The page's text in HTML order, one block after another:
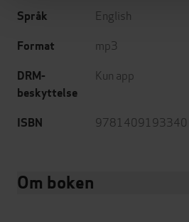
Språk
English
Format mp3
DRM-
beskyttelse
Kun app
ISBN 9781409193340
Om boken